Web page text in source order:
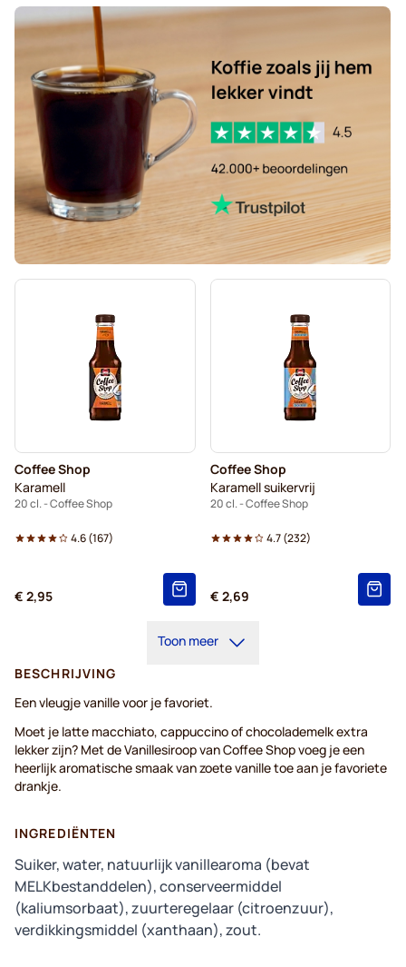
Coffee Shop
Karamell
20 cl. - Coffee Shop
4.6(167)
€ 2,95
Coffee Shop
Karamell suikervrij
20 cl. - Coffee Shop
4.7(232)
€ 2,69
Toon meer
BESCHRIJVING
Een vleugje vanille voor je favoriet.
Moet je latte macchiato, cappuccino of chocolademelk extra
lekker zijn? Met de Vanillesiroop van Coffee Shop voeg je een
heerlijk aromatische smaak van zoete vanille toe aan je favoriete
drankje.
INGREDIËNTEN
Suiker, water, natuurlijk vanillearoma (bevat
MELKbestanddelen), conserveermiddel
(kaliumsorbaat), zuurteregelaar (citroenzuur),
verdikkingsmiddel (xanthaan), zout.